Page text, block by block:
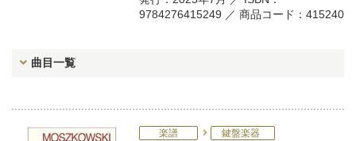
9784276415249 ／ 商品コード：415240
曲目一覧
楽譜 鍵盤楽器